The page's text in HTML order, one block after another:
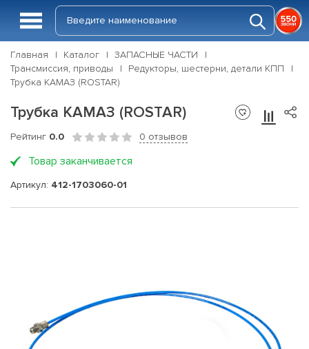
Главная Каталог
ЗАПАСНЫЕ ЧАСТИ
Трансмиссия, приводы
Редукторы, шестерни, детали КПП
Трубка КАМАЗ (ROSTAR)
Трубка КАМАЗ (ROSTAR)
Рейтинг 0.0 0 отзывов
Товар заканчивается
Артикул: 412-1703060-01